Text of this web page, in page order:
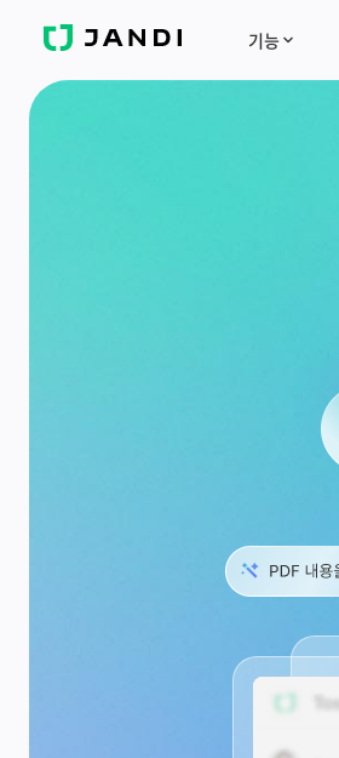
J
N
기능